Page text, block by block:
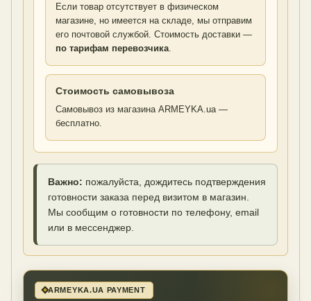
Если товар отсутствует в физическом
магазине, но имеется на складе, мы отправим
его почтовой службой. Стоимость доставки —
по тарифам перевозчика
Стоимость самовывоза
Самовывоз из магазина ARMEYKA.ua —
бесплатно.
Важно: пожалуйста, дождитесь подтверждения
готовности заказа перед визитом в магазин.
Мы сообщим о готовности по телефону, email
или в мессенджер.
ARMEYKA.UA PAYMENT